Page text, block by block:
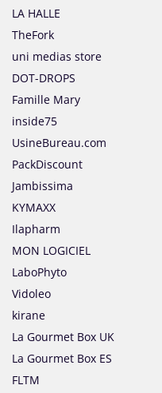
LA HALLE
TheFork
uni medias store
DOT-DROPS
Famille Mary
inside75
UsineBureau.com
PackDiscount
Jambissima
KYMAXX
Ilapharm
MON LOGICIEL
LaboPhyto
Vidoleo
kirane
La Gourmet Box UK
La Gourmet Box ES
FLTM